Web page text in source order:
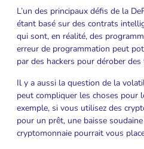
L’un des principaux défis de la
étant basé sur des contrats
qui sont, en réalité, des
erreur de programmation peut
par des hackers pour dérober
Il y a aussi la question de la
peut compliquer les choses pour
exemple, si vous utilisez des
pour un prêt, une baisse
cryptomonnaie pourrait vous